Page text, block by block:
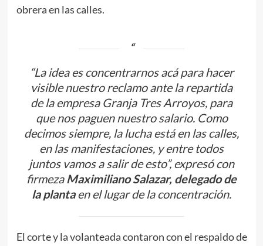
obrera en las calles.
“La idea es concentrarnos acá para hacer
visible nuestro reclamo ante la repartida
de la empresa Granja Tres Arroyos, para
que nos paguen nuestro salario. Como
decimos siempre, la lucha está en las calles,
en las manifestaciones, y entre todos
juntos vamos a salir de esto”, expresó con
firmeza Maximiliano Salazar, delegado de
la plantaen el lugar de la concentración.
El corte y la volanteada contaron con el respaldo de